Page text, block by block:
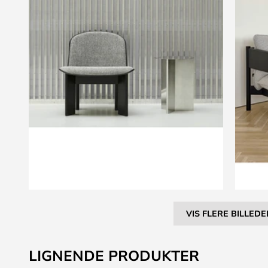
VIS FLERE
til
starten
LIGNENDE PRODUKTER